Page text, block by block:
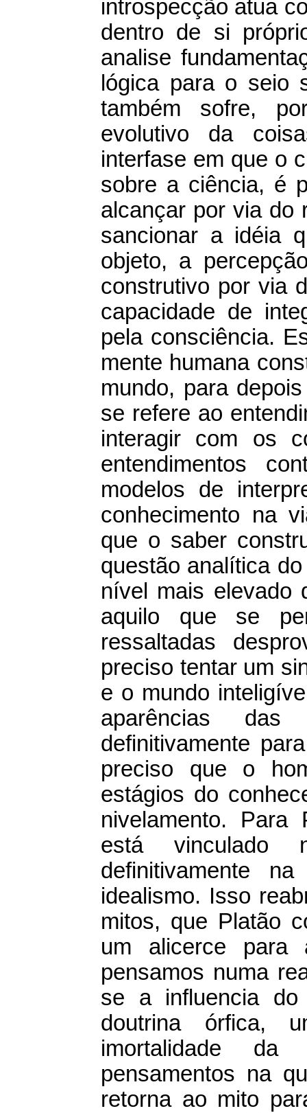
introspecção atua
dentro de si
analise
lógica para o seio
também sofre,
evolutivo da
interfase em que o
sobre a ciência, é
alcançar por via do
sancionar a idéia
objeto, a
construtivo por via
capacidade de
pela consciência.
mente humana
mundo, para
se refere ao
interagir com os
entendimentos
modelos de
conhecimento na
que o saber
questão analítica
nível mais elevado
aquilo que se
ressaltadas
preciso tentar um
e o mundo
aparências
definitivamente
preciso que o
estágios do
nivelamento.
está
definitivamente
idealismo. Isso
mitos, que Platão
um alicerce
pensamos numa
se a influencia
doutrina órfica,
imortalidade
pensamentos na
retorna ao mito